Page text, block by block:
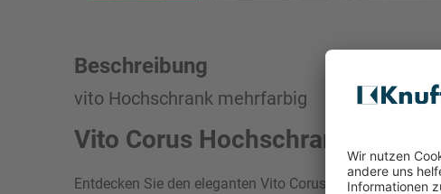
Beschreibung
vito Hochschrank mehrfarbig
Vito Corus Hochschrank
Entdecken Sie den eleganten Vito Corus Hochschrank,